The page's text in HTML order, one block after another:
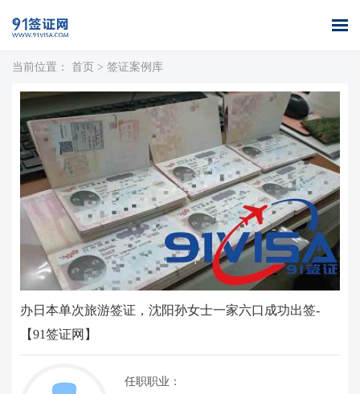
首页 全球签证
办理
签证案例
库
当前位置： 首页 > 签证案例库
办日本单次旅游签证，沈阳孙女士一家六口成功出签-
【91签证网】
任职职业：